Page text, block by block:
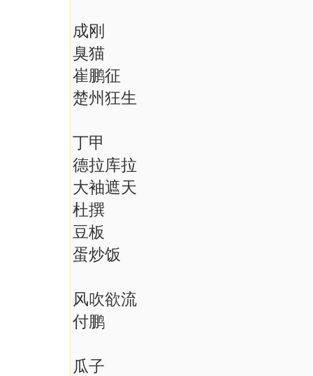
成刚
臭猫
崔鹏征
楚州狂生
丁甲
德拉库拉
大袖遮天
杜撰
豆板
蛋炒饭
风吹欲流
付鹏
瓜子